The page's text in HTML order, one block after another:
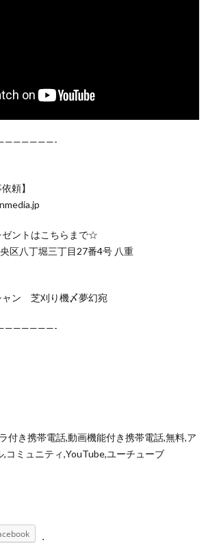
頼】
ントはこちらまで☆
区八丁堀三丁目27番4号 八重
ャン 芝刈り機〆夢幻宛
付き携帯電話,動画機能付き携帯電話,無料,ア
,コミュニティ,YouTube,ユーチューブ